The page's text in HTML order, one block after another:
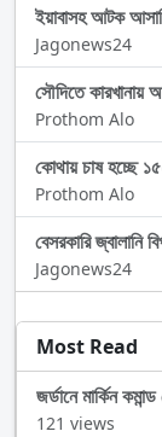
ইয়াবাসহ আটক
Jagonews24
সৌদিতে কারখানায়
Prothom Alo
কোথায় চাষ হচ্ছে
Prothom Alo
বেসরকারি জ্বালানি
Jagonews24
Most Read
জর্ডানে মার্কিন
121 views